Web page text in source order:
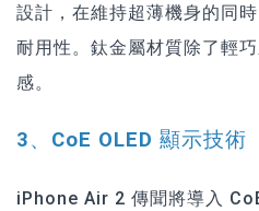
設計，在維持超薄機身的同
耐用性。鈦金屬材質除了輕
感。
3、CoE OLED 顯示技術
iPhone Air 2 傳聞將導入